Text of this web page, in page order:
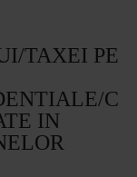
TAXEI PE
CU
IN